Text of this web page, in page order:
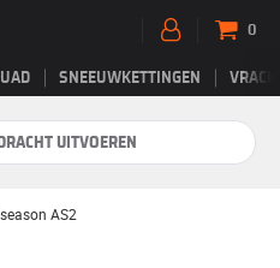
SNEEUWKETTINGEN
0
UITVOEREN
AS2